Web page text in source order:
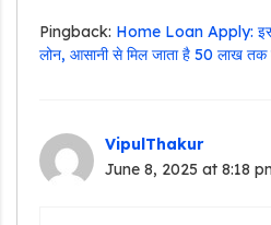
Pingback: Home Loan Apply:
लोन, आसानी से मिल जाता है 50 लाख
VipulThakur
June 8, 2025 at 8:18